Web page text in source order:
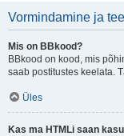
Vormindamine ja
Mis on BBkood?
BBkood on kood, mis
saab postitustes keelata.
Üles
Kas ma HTMLi saan